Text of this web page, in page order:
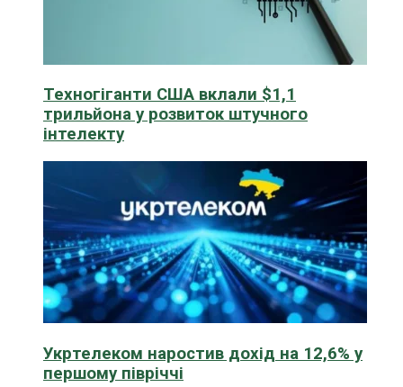
Техногіганти США вклали $1,1
трильйона у розвиток штучного
інтелекту
Укртелеком наростив дохід на 12,6% у
першому півріччі